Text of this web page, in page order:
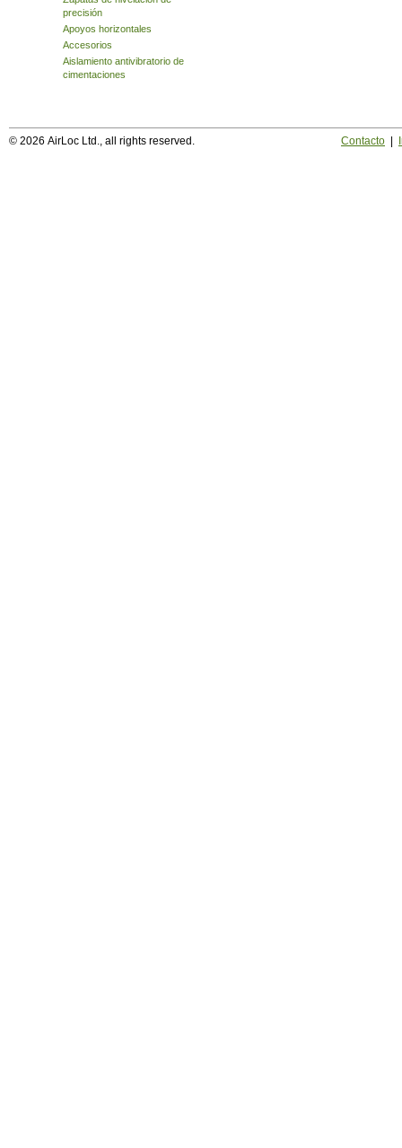
precisión
Apoyos horizontales
Accesorios
Aislamiento antivibratorio de
cimentaciones
© 2026 AirLoc Ltd., all rights reserved. Contacto